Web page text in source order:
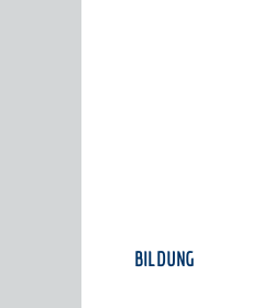
BILDUNG